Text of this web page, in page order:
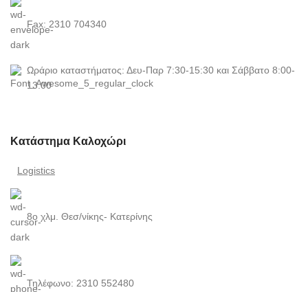
Fax: 2310 704340
Ωράριο καταστήματος: Δευ-Παρ 7:30-15:30 και Σάββατο 8:00-
13:00
Κατάστημα Καλοχώρι
Logistics
8ο χλμ. Θεσ/νίκης- Κατερίνης
Τηλέφωνο: 2310 552480